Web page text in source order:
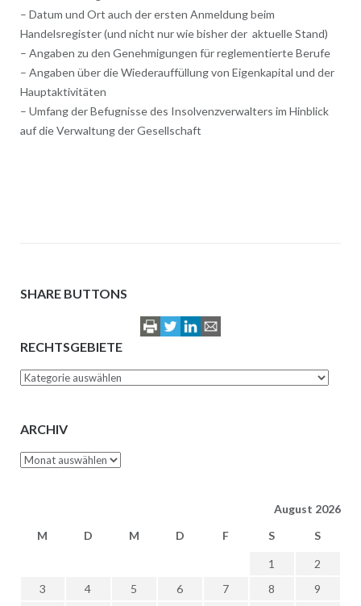
– Datum und Ort auch der ersten Anmeldung beim
Handelsregister (und nicht nur wie bisher der aktuelle Stand)
– Angaben zu den Genehmigungen für reglementierte Berufe
– Angaben über die Wiederauffüllung von Eigenkapital und der
Hauptaktivitäten
– Umfang der Befugnisse des Insolvenzverwalters im Hinblick
auf die Verwaltung der Gesellschaft
SHARE BUTTONS
RECHTSGEBIETE
Rechtsgebiete
ARCHIV
Archiv
August 2026
M
D M D F S S
1
2
3
4 5 6 7 8
9